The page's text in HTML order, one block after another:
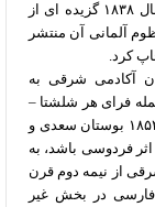
آن در وین به چاپ رساند. روزن تسویگ سپس در سال ۱۸۳۸ گزیده ای از
آلمانی آن منتشر
آکادمی شرقی به
فرای هر شلشتا –
شوانا در سال ۱۸۴۶ کتاب بهارستان جامی و به سال ۱۸۵۲ بوستان سعدی و
اثر فردوسی باشد، به
از نیمه دوم قرن
فارسی در بخش غیر